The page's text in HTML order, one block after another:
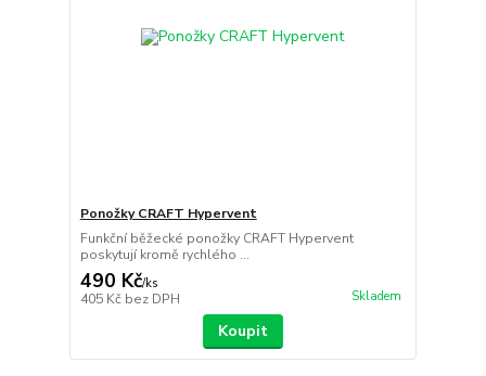
Ponožky CRAFT Hypervent
Funkční běžecké ponožky CRAFT Hypervent
poskytují kromě rychlého ...
490 Kč/ks
405 Kč bez DPH Skladem
Koupit